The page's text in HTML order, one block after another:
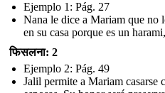
Ejemplo 1: Pág. 27
Nana le dice a Mariam que no
en su casa porque es un
फिसलना: 2
Ejemplo 2: Pág. 49
Jalil permite a Mariam casarse